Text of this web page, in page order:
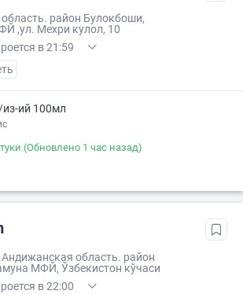
район Булокбоши,
,ул. Мехри кулол, 10
в 21:59
XX
ий 100мл
(Обновлено 1 час назад)
область. район
МФЙ, Ўзбекистон кўчаси
в 22:00